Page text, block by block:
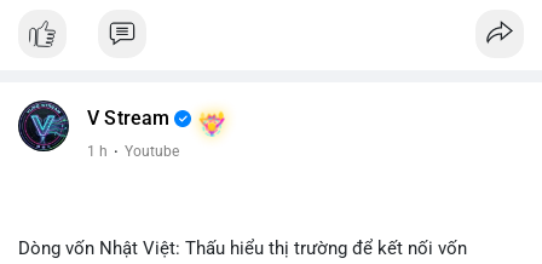
V Stream
1 h · Youtube
Dòng vốn Nhật Việt: Thấu hiểu thị trường để kết nối vốn